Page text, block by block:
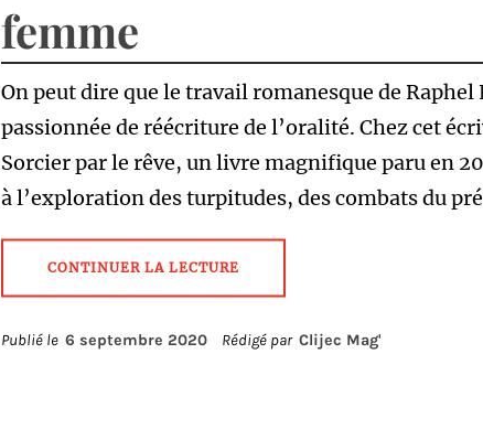
femme
On peut dire que le travail romanesque de
passionnée de réécriture de l’oralité. Chez cet
Sorcier par le rêve, un livre magnifique paru en
à l’exploration des turpitudes, des combats du
CONTINUER LA LECTURE
Publié le 6 septembre 2020 Rédigé par Clijec Mag'